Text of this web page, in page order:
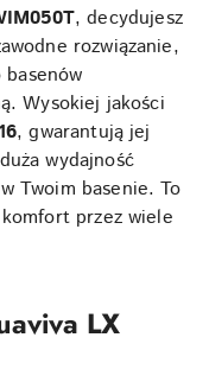
, decydujesz
rozwiązanie,
Wysokiej jakości
, gwarantują jej
wydajność
Twoim basenie. To
przez wiele
LX